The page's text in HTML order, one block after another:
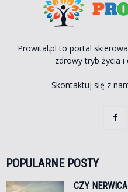
Prowital.pl to portal
zdrowy tryb życia
Skontaktuj się z
POPULARNE POSTY
CZY